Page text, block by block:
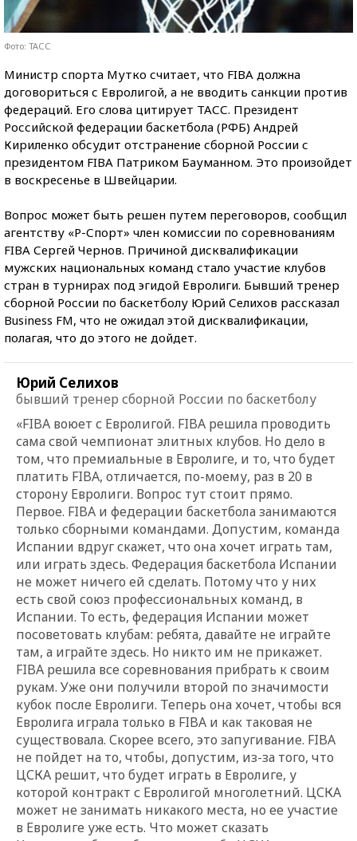
Фото: ТАСС
Министр спорта Мутко считает, что FIBA должна
договориться с Евролигой, а не вводить санкции против
федераций. Его слова цитирует ТАСС. Президент
Российской федерации баскетбола (РФБ) Андрей
Кириленко обсудит отстранение сборной России с
президентом FIBA Патриком Бауманном. Это произойдет
в воскресенье в Швейцарии.
Вопрос может быть решен путем переговоров, сообщил
агентству «Р-Спорт» член комиссии по соревнованиям
FIBA Сергей Чернов. Причиной дисквалификации
мужских национальных команд стало участие клубов
стран в турнирах под эгидой Евролиги. Бывший тренер
сборной России по баскетболу Юрий Селихов рассказал
Business FM, что не ожидал этой дисквалификации,
полагая, что до этого не дойдет.
Юрий Селихов
бывший тренер сборной России по баскетболу
«FIBA воюет с Евролигой. FIBA решила проводить
сама свой чемпионат элитных клубов. Но дело в
том, что премиальные в Евролиге, и то, что будет
платить FIBA, отличается, по-моему, раз в 20 в
сторону Евролиги. Вопрос тут стоит прямо.
Первое. FIBA и федерации баскетбола занимаются
только сборными командами. Допустим, команда
Испании вдруг скажет, что она хочет играть там,
или играть здесь. Федерация баскетбола Испании
не может ничего ей сделать. Потому что у них
есть свой союз профессиональных команд, в
Испании. То есть, федерация Испании может
посоветовать клубам: ребята, давайте не играйте
там, а играйте здесь. Но никто им не прикажет.
FIBA решила все соревнования прибрать к своим
рукам. Уже они получили второй по значимости
кубок после Евролиги. Теперь она хочет, чтобы вся
Евролига играла только в FIBA и как таковая не
существовала. Скорее всего, это запугивание. FIBA
не пойдет на то, чтобы, допустим, из-за того, что
ЦСКА решит, что будет играть в Евролиге, у
которой контракт с Евролигой многолетний. ЦСКА
может не занимать никакого места, но ее участие
в Евролиге уже есть. Что может сказать